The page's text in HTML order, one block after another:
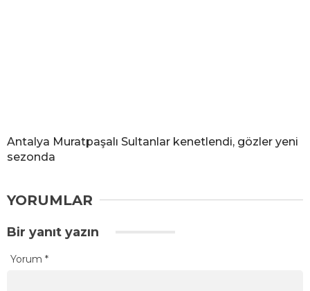
Antalya Muratpaşalı Sultanlar kenetlendi, gözler yeni
sezonda
YORUMLAR
Bir yanıt yazın
Yorum *